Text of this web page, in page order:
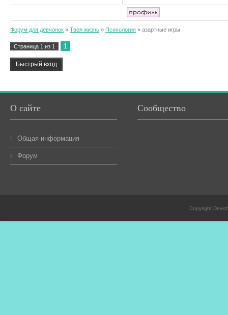
Форум для девчонок » Твоя жизнь » Психология » азартные игры
Страница 1 из 1 1
О сайте
Общая информация
Форум
Сообщество
Copyright